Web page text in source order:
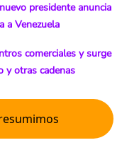
presidente anuncia
a Venezuela
comerciales y surge
y otras cadenas